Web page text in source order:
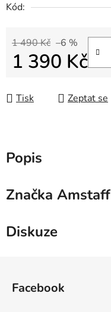
Kód:
1 490 Kč –6 %
1 390 Kč
Tisk Zeptat se
Popis
Značka Amstaff
Diskuze
Facebook